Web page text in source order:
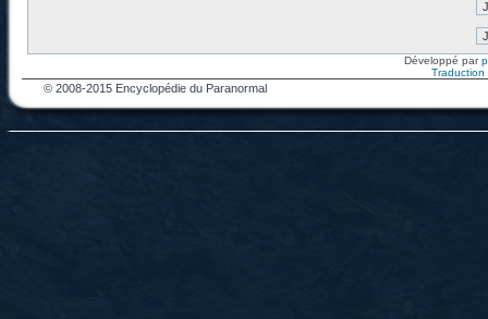
Développé par
Traduction
© 2008-2015 Encyclopédie du Paranormal